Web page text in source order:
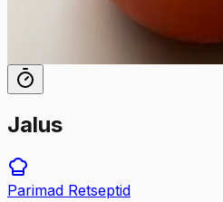
Jalus
Parimad Retseptid